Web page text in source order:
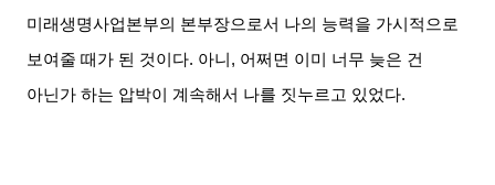
미래생명사업본부의 본부장으로서 나의 능력을 가시적으로
보여줄 때가 된 것이다. 아니 , 어쩌면 이미 너무 늦은 건
아닌가 하는 압박이 계속해서 나를 짓누르고 있었다.